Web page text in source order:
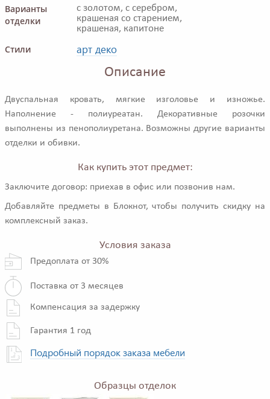
Варианты
отделки
с золотом, с серебром,
крашеная со старением,
крашеная, капитоне
Стили арт деко
Описание
Двуспальная кровать, мягкие изголовье и изножье.
Наполнение - полиуреатан. Декоративные розочки
выполнены из пенополиуретана. Возможны другие варианты
отделки и обивки.
Как купить этот предмет:
Заключите договор: приехав в офис или позвонив нам.
Добавляйте предметы в Блокнот, чтобы получить скидку на
комплексный заказ.
Условия заказа
Предоплата от 30%
Поставка от 3 месяцев
Компенсация за задержку
Гарантия 1 год
Подробный порядок заказа мебели
Образцы отделок